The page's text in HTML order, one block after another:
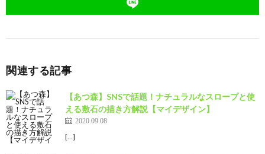
関連する記事
【あつ森】SNSで話題！ナチュラルなスロープと使
える敷石の描き方解説【マイデザイン】
2020.09.08
[…]